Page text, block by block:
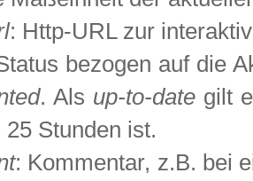
: Http-URL zur
bezogen auf die
. Als up-to-date gilt
25 Stunden ist.
: Kommentar, z.B. bei